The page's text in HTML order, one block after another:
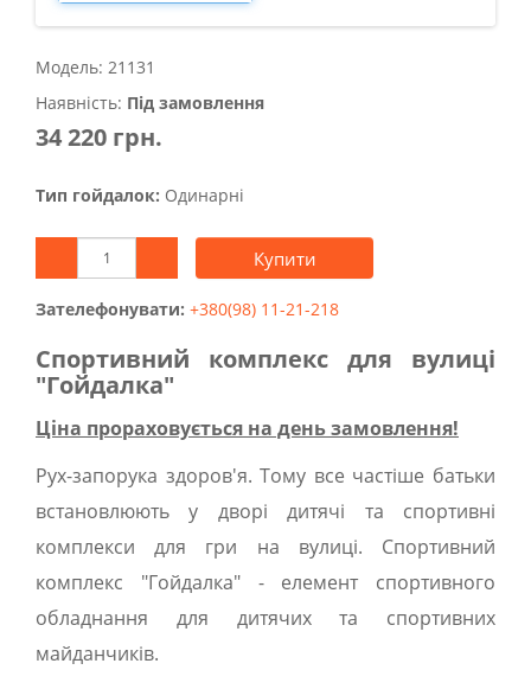
Модель: 21131
Наявність: Під замовлення
34 220 грн.
Тип гойдалок: Одинарні
Купити
Зателефонувати: +380(98) 11-21-218
Спортивний комплекс для вулиці
"Гойдалка"
Ціна прораховується на день замовлення!
Рух-запорука здоров'я. Тому все частіше батьки
встановлюють у дворі дитячі та спортивні
комплекси для гри на вулиці. Спортивний
комплекс "Гойдалка" - елемент спортивного
обладнання для дитячих та спортивних
майданчиків.